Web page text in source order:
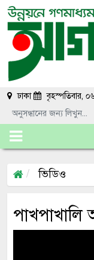
ঢাকা বৃহস্পতিবার,
ভিডিও
পাখপাখালি